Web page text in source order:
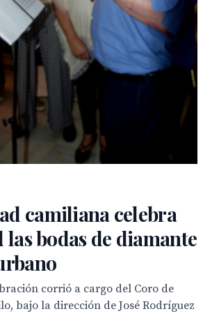
camiliana celebra
bodas de diamante
corrió a cargo del Coro de
bajo la dirección de José Rodríguez